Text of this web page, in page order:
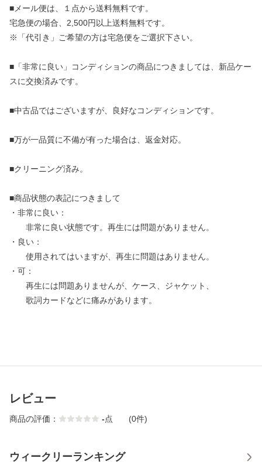
■メール便は、１点から送料無料です。
宅急便の場合、2,500円以上送料無料です。
※「代引き」ご希望の方は宅急便をご選択下さい。
■「非常に良い」コンディションの商品につきましては、新品ケー
スに交換済みです。
■中古品ではございますが、良好なコンディションです。
■万が一品質に不備が有った場合は、返金対応。
■クリーニング済み。
■商品状態の表記につきまして
・非常に良い：
非常に良い状態です。再生には問題がありません。
・良い：
使用されてはいますが、再生に問題はありません。
・可：
再生には問題ありませんが、ケース、ジャケット、
歌詞カードなどに痛みがあります。
レビュー
商品の評価： -点 (0件)
ウィークリーランキング